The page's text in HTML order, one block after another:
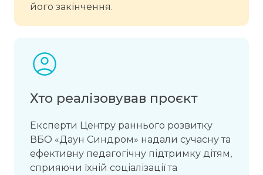
його закінчення.
Хто реалізовував проєкт
Експерти Центру раннього розвитку
ВБО «Даун Синдром» надали сучасну та
ефективну педагогічну підтримку дітям,
сприяючи їхній соціалізації та